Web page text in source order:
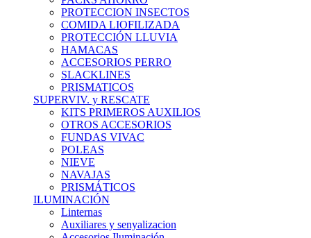
PROTECCION INSECTOS
COMIDA LIOFILIZADA
PROTECCIÓN LLUVIA
HAMACAS
ACCESORIOS PERRO
SLACKLINES
PRISMATICOS
SUPERVIV. y RESCATE
KITS PRIMEROS AUXILIOS
OTROS ACCESORIOS
FUNDAS VIVAC
POLEAS
NIEVE
NAVAJAS
PRISMÁTICOS
ILUMINACIÓN
Linternas
Auxiliares y senyalizacion